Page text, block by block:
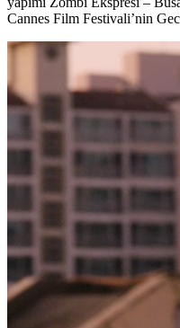
Cannes Film Festivali’nin